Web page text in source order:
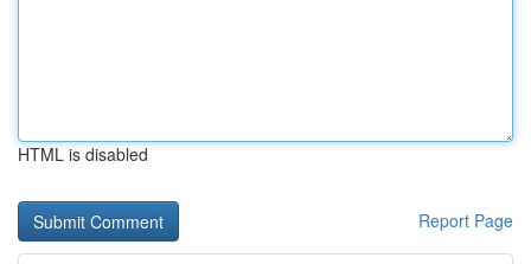
HTML is disabled
Report Page